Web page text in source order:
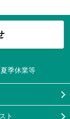
季休業等
ト